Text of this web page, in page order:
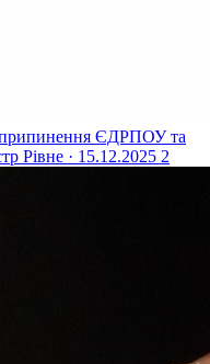
припинення ЄДРПОУ та
Рівне · 15.12.2025 2